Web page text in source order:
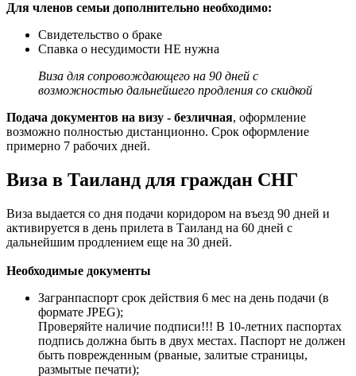
Для членов семьи дополнительно необходимо:
Свидетельство о браке
Спавка о несудимости НЕ нужна
Виза для сопровождающего на 90 дней с
возможностью дальнейшего продления со скидкой
Подача документов на визу - безличная, оформление
возможно полностью дистанционно. Срок оформление
примерно 7 рабочих дней.
Виза в Таиланд для граждан СНГ
Виза выдается со дня подачи коридором на въезд 90 дней и
активируется в день прилета в Таиланд на 60 дней с
дальнейшим продлением еще на 30 дней.
Необходимые документы
Загранпаспорт срок действия 6 мес на день подачи (в
формате JPEG);
Проверяйте наличие подписи!!! В 10-летних паспортах
подпись должна быть в двух местах. Паспорт не должен
быть поврежденным (рваные, залитые страницы,
размытые печати);